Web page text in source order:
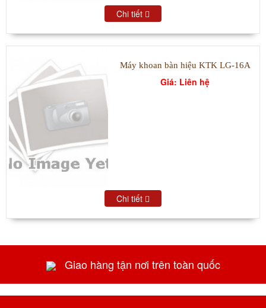
Chi tiết
Máy khoan bàn hiệu KTK LG-16A
Giá: Liên hệ
Chi tiết
Giao hàng tận nơi trên toàn quốc